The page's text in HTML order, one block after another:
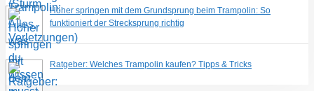
Höher springen mit dem Grundsprung beim Trampolin: So
funktioniert der Strecksprung richtig
Ratgeber: Welches Trampolin kaufen? Tipps & Tricks